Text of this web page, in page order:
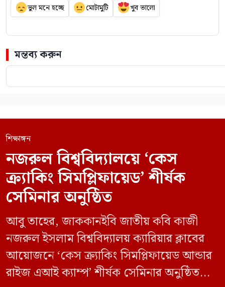
ভুল মনে হচ্ছে মোটামুটি খুব ভালো
মন্তব্য করুন
শিক্ষাঙ্গন
নজরুল বিশ্ববিদ্যালয়ে ‘কেস
ক্র্যাকিং সিমপ্লিফায়েড’ শীর্ষক
সেমিনার অনুষ্ঠিত
আবু তাহের, জাককানইবি জাতীয় কবি কাজী
নজরুল ইসলাম বিশ্ববিদ্যালয় ক্যারিয়ার ক্লাবের
আয়োজনে ‘কেস ক্র্যাকিং সিমপ্লিফায়েড আন্ডার
রাইজ এআই ক্যাম্প’ শীর্ষক সেমিনার অনুষ্ঠিত